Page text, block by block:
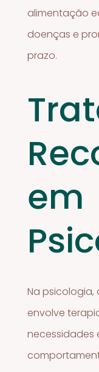
alimentação
doenças e
prazo.
em
Na
envolve
necessidades